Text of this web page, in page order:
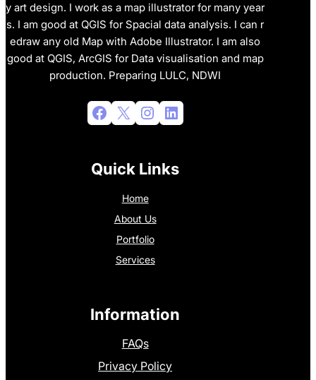
y art design. I work as a map illustrator for many year
s. I am good at QGIS for Spacial data analysis. I can r
edraw any old Map with Adobe Illustrator. I am also
good at QGIS, ArcGIS for Data visualisation and map
production. Preparing LULC, NDWI
Facebook X Instagram LinkedIn
Quick Links
Home
About Us
Portfolio
Services
Information
FAQs
Privacy Policy